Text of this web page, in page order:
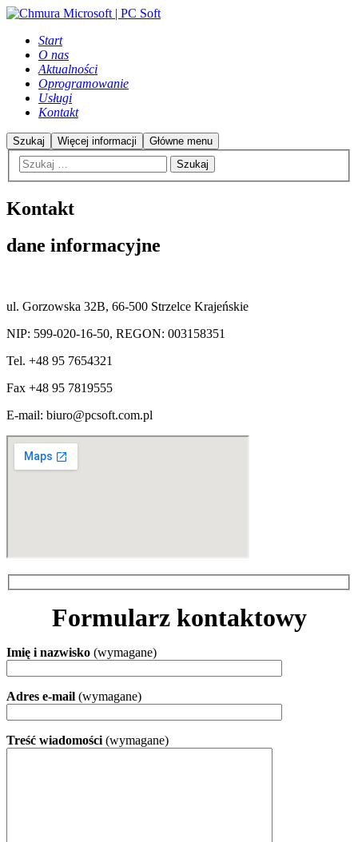
Start
O nas
Aktualności
Oprogramowanie
Usługi
Kontakt
Szukaj Więcej informacji Główne menu
Kontakt
dane informacyjne
ul. Gorzowska 32B, 66-500 Strzelce Krajeńskie
NIP: 599-020-16-50, REGON: 003158351
Tel. +48 95 7654321
Fax +48 95 7819555
E-mail: biuro@pcsoft.com.pl
Formularz kontaktowy
Imię i nazwisko (wymagane)
Adres e-mail (wymagane)
Treść wiadomości (wymagane)